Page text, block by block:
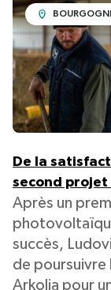
De la
second projet
Après un
succès,
de poursuivre
Arkolia pour